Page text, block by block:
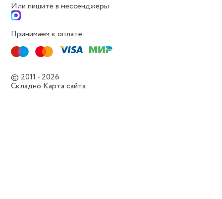
Или пишите в мессенджеры
Принимаем к оплате:
© 2011 - 2026
Складно Карта сайта.